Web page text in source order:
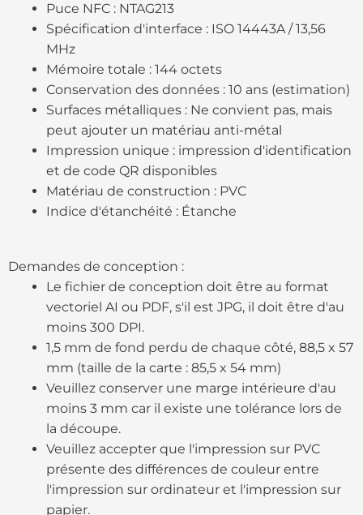
Puce NFC : NTAG213
Spécification d'interface : ISO 14443A / 13,56
MHz
Mémoire totale : 144 octets
Conservation des données : 10 ans (estimation)
Surfaces métalliques : Ne convient pas, mais
peut ajouter un matériau anti-métal
Impression unique : impression d'identification
et de code QR disponibles
Matériau de construction : PVC
Indice d'étanchéité : Étanche
Demandes de conception :
Le fichier de conception doit être au format
vectoriel AI ou PDF, s'il est JPG, il doit être d'au
moins 300 DPI.
1,5 mm de fond perdu de chaque côté, 88,5 x 57
mm (taille de la carte : 85,5 x 54 mm)
Veuillez conserver une marge intérieure d'au
moins 3 mm car il existe une tolérance lors de
la découpe.
Veuillez accepter que l'impression sur PVC
présente des différences de couleur entre
l'impression sur ordinateur et l'impression sur
papier.